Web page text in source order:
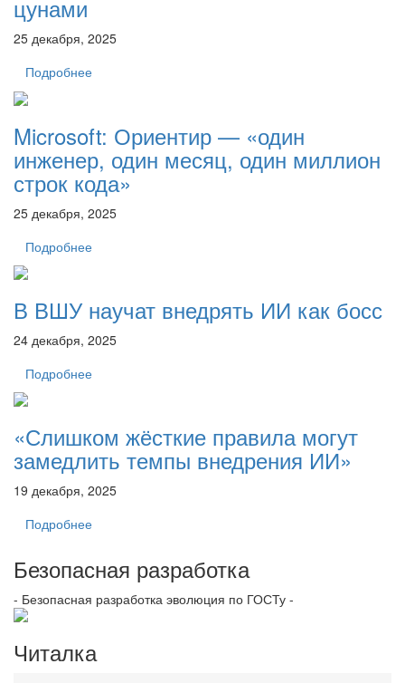
цунами
25 декабря, 2025
Подробнее
Microsoft: Ориентир — «один
инженер, один месяц, один миллион
строк кода»
25 декабря, 2025
Подробнее
В ВШУ научат внедрять ИИ как босс
24 декабря, 2025
Подробнее
«Слишком жёсткие правила могут
замедлить темпы внедрения ИИ»
19 декабря, 2025
Подробнее
Безопасная разработка
- Безопасная разработка эволюция по ГОСТу -
Читалка